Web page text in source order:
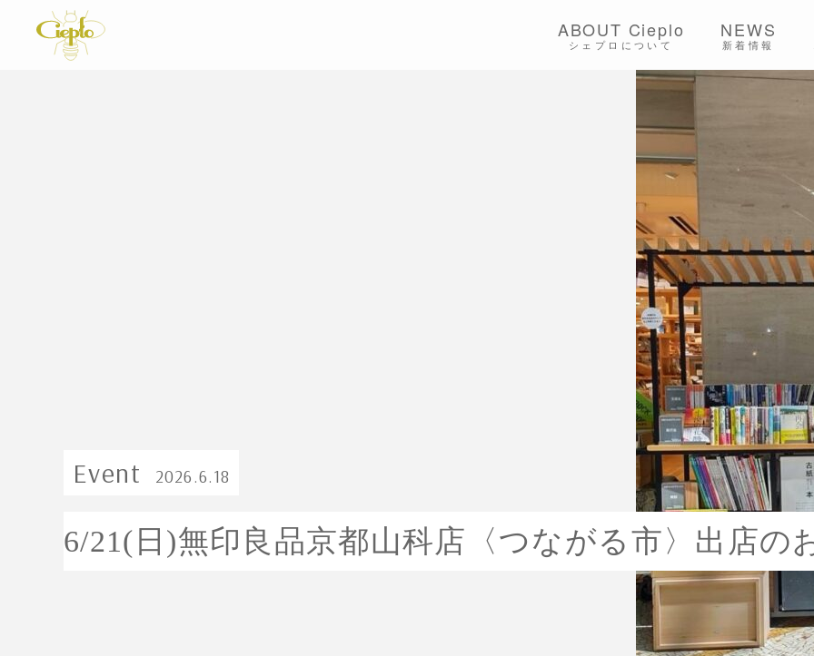
ABOUT Cieplo
シェプロについて
NEWS
新着情報
Event 2026.6.18
6/21(日)無印良品京都山科店〈つながる市〉出店の